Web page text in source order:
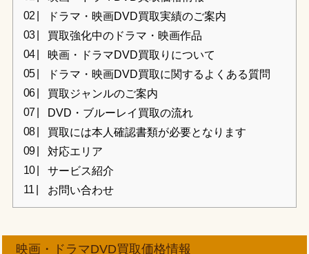
ドラマ・映画DVD買取実績のご案内
買取強化中のドラマ・映画作品
映画・ドラマDVD買取りについて
ドラマ・映画DVD買取に関するよくある質問
買取ジャンルのご案内
DVD・ブルーレイ買取の流れ
買取には本人確認書類が必要となります
対応エリア
サービス紹介
お問い合わせ
映画・ドラマDVD買取価格情報